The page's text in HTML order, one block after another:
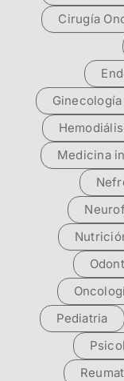
Cirugía
Medicina
Pediatria